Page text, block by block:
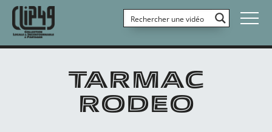
TARMAC
RODEO